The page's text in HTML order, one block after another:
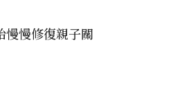
慢慢修復親子關